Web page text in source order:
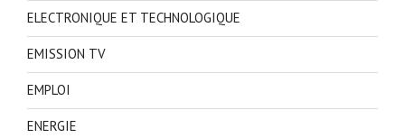
ELECTRONIQUE ET TECHNOLOGIQUE
EMISSION TV
EMPLOI
ENERGIE